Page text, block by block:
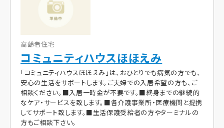
高齢者住宅
コミュニティハウスほほえみ
「コミュニティハウスほほえみ」は、おひとりでも病気の方でも、
安心の生活をサポートします。ご夫婦での入居希望の方も、ご
相談ください。■入居一時金が不要です。■終身までの継続的
なケア・サービスを致します。■各介護事業所・医療機関と提携
してサポート致します。■生活保護受給者の方やターミナルの
方もご相談下さい。